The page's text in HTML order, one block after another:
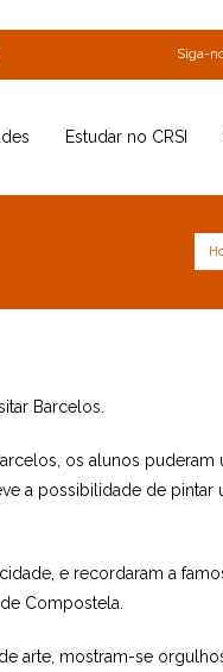
Siga-
Estudar no CRSI
Barcelos.
os alunos puderam
a possibilidade de pintar
e recordaram a
Compostela.
arte, mostram-se